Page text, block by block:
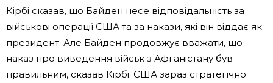
Кірбі сказав, що Байден несе відповідальність за
військові операції США та за накази, які він віддає як
президент. Але Байден продовжує вважати, що
наказ про виведення військ з Афганістану був
правильним, сказав Кірбі. США зараз стратегічно